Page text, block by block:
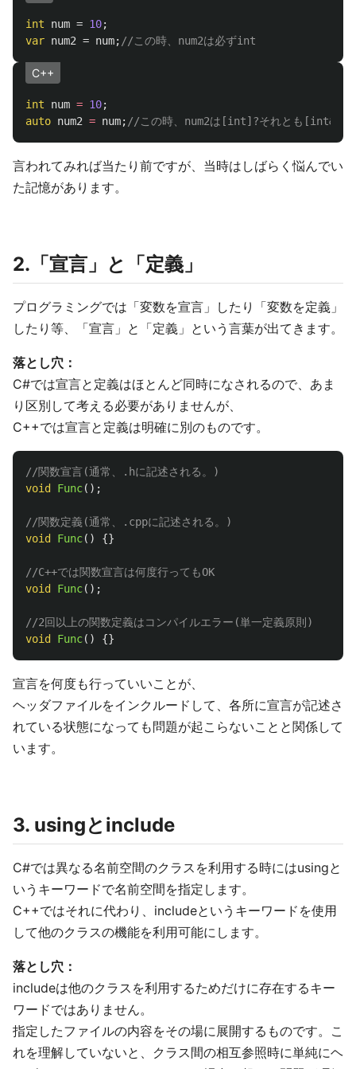
int num = 10;
var num2 = num; //この時、num2は必ずint
C++
int num = 10;
auto num2 = num; //この時、num2は[int]?それとも[int&]?
言われてみれば当たり前ですが、当時はしばらく悩んでい
た記憶があります。
2.「宣言」と「定義」
プログラミングでは「変数を宣言」したり「変数を定義」
したり等、「宣言」と「定義」という言葉が出てきます。
落とし穴：
C#では宣言と定義はほとんど同時になされるので、あま
り区別して考える必要がありませんが、
C++では宣言と定義は明確に別のものです。
//関数宣言(通常、.hに記述される。)
void
Func();
//関数定義(通常、.cppに記述される。)
void
Func() {}
//C++では関数宣言は何度行ってもOK
void
Func();
//2回以上の関数定義はコンパイルエラー(単一定義原則)
void
Func() {}
宣言を何度も行っていいことが、
ヘッダファイルをインクルードして、各所に宣言が記述さ
れている状態になっても問題が起こらないことと関係して
います。
3. usingとinclude
C#では異なる名前空間のクラスを利用する時にはusingと
いうキーワードで名前空間を指定します。
C++ではそれに代わり、includeというキーワードを使用
して他のクラスの機能を利用可能にします。
落とし穴：
includeは他のクラスを利用するためだけに存在するキー
ワードではありません。
指定したファイルの内容をその場に展開するものです。こ
れを理解していないと、クラス間の相互参照時に単純にヘ